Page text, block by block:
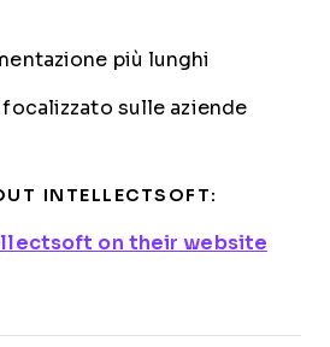
più lunghi
sulle aziende
INTELLECTSOFT:
on their website